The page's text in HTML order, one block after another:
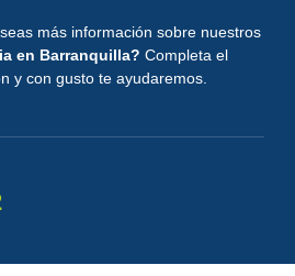
más información sobre nuestros
en Barranquilla? Completa el
y con gusto te ayudaremos.